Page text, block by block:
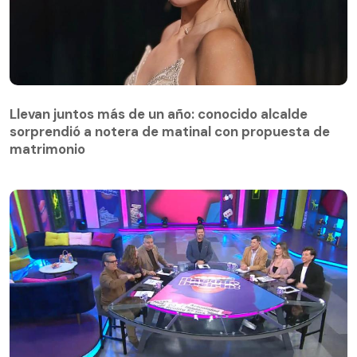
Llevan juntos más de un año: conocido alcalde
sorprendió a notera de matinal con propuesta de
matrimonio